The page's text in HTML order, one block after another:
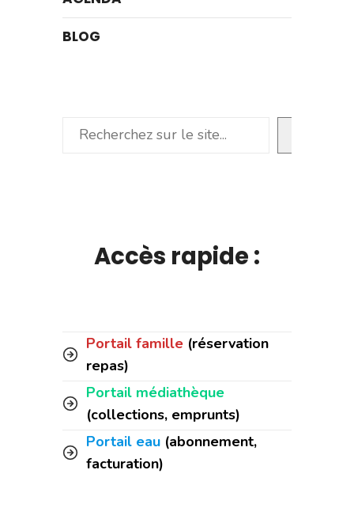
BLOG
Rechercher
Accès rapide :
Portail famille (réservation
repas)
Portail médiathèque
(collections, emprunts)
Portail eau (abonnement,
facturation)